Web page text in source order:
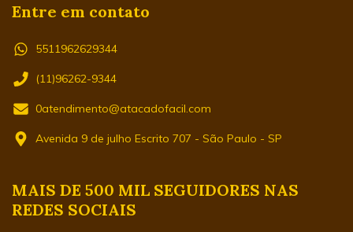
Entre em contato
5511962629344
(11)96262-9344
0atendimento@atacadofacil.com
Avenida 9 de julho Escrito 707 - São Paulo - SP
MAIS DE 500 MIL SEGUIDORES NAS
REDES SOCIAIS